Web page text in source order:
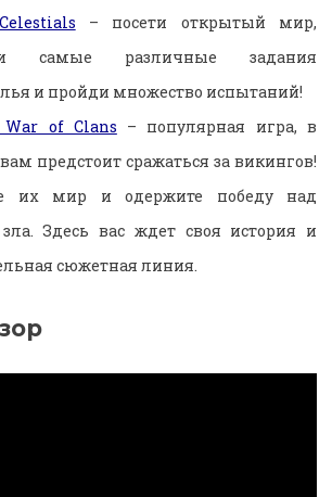
– посети открытый мир,
самые различные задания
и пройди множество испытаний!
of Clans – популярная игра, в
предстоит сражаться за викингов!
их мир и одержите победу над
Здесь вас ждет своя история и
сюжетная линия.